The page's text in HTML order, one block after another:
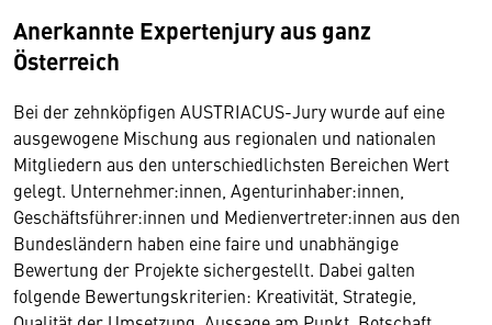
Anerkannte Expertenjury aus ganz
Österreich
Bei der zehnköpfigen AUSTRIACUS-Jury wurde auf eine
ausgewogene Mischung aus regionalen und nationalen
Mitgliedern aus den unterschiedlichsten Bereichen Wert
gelegt. Unternehmer:innen, Agenturinhaber:innen,
Geschäftsführer:innen und Medienvertreter:innen aus den
Bundesländern haben eine faire und unabhängige
Bewertung der Projekte sichergestellt. Dabei galten
folgende Bewertungskriterien: Kreativität, Strategie,